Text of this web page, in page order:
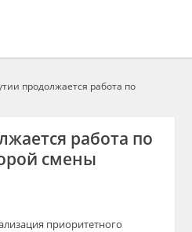
продолжается работа по
работа по
смены
приоритетного